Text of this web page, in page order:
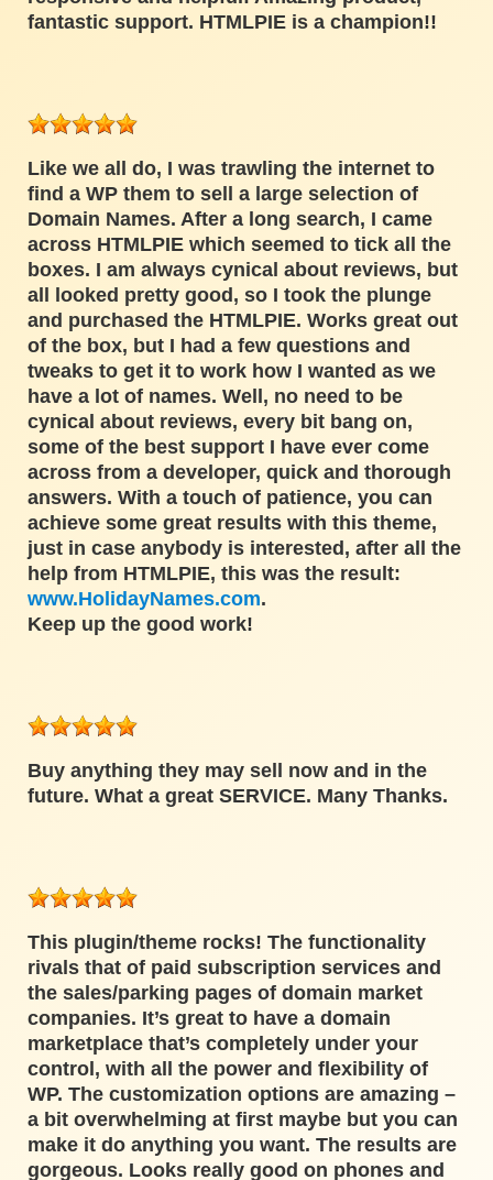
fantastic support. HTMLPIE is a champion!!
Like we all do, I was trawling the internet to
find a WP them to sell a large selection of
Domain Names. After a long search, I came
across HTMLPIE which seemed to tick all the
boxes. I am always cynical about reviews, but
all looked pretty good, so I took the plunge
and purchased the HTMLPIE. Works great out
of the box, but I had a few questions and
tweaks to get it to work how I wanted as we
have a lot of names. Well, no need to be
cynical about reviews, every bit bang on,
some of the best support I have ever come
across from a developer, quick and thorough
answers. With a touch of patience, you can
achieve some great results with this theme,
just in case anybody is interested, after all the
help from HTMLPIE, this was the result:
www.HolidayNames.com.
Keep up the good work!
Buy anything they may sell now and in the
future. What a great SERVICE. Many Thanks.
This plugin/theme rocks! The functionality
rivals that of paid subscription services and
the sales/parking pages of domain market
companies. It’s great to have a domain
marketplace that’s completely under your
control, with all the power and flexibility of
WP. The customization options are amazing –
a bit overwhelming at first maybe but you can
make it do anything you want. The results are
gorgeous. Looks really good on phones and